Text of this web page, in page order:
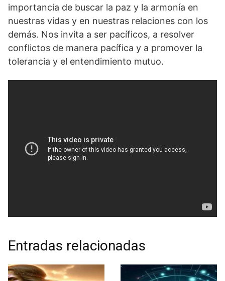
importancia de buscar la paz y la armonía en
nuestras vidas y en‌ nuestras relaciones con los
demás. Nos invita⁤ a ser pacíficos, a resolver
conflictos de manera pacífica y a ⁤promover la
tolerancia y el entendimiento mutuo.
Entradas relacionadas